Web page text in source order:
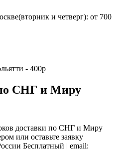
и четверг): от 700
- 400р
СНГ и Миру
доставки по СНГ и Миру
или оставьте заявку
Бесплатный | email: